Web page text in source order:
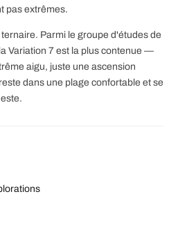
pas extrêmes.
Parmi le groupe d'études de
Variation 7 est la plus contenue —
aigu, juste une ascension
dans une plage confortable et se